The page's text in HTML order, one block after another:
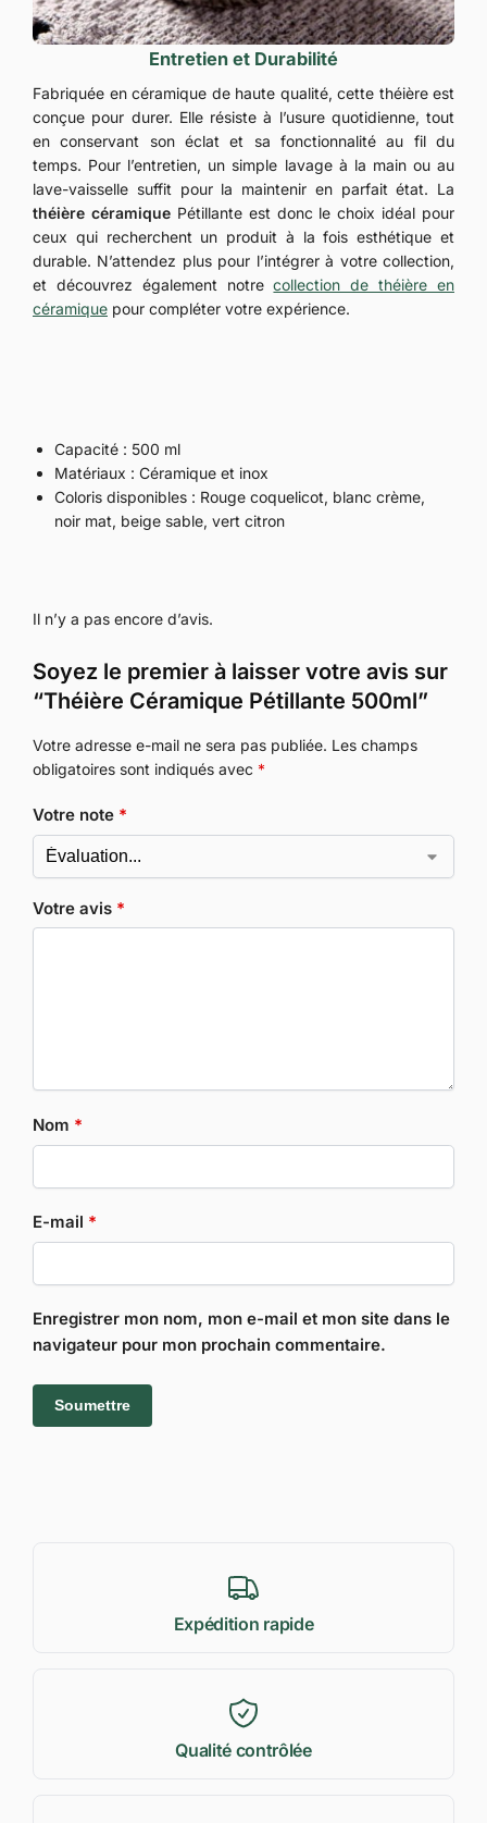
Entretien et Durabilité
Fabriquée en céramique de haute qualité, cette théière est
conçue pour durer. Elle résiste à l’usure quotidienne, tout
en conservant son éclat et sa fonctionnalité au fil du
temps. Pour l’entretien, un simple lavage à la main ou au
lave-vaisselle suffit pour la maintenir en parfait état. La
théière céramiquePétillante est donc le choix idéal pour
ceux qui recherchent un produit à la fois esthétique et
durable. N’attendez plus pour l’intégrer à votre collection,
et découvrez également notrecollection de théière en
céramique pour compléter votre expérience.
Capacité : 500 ml
Matériaux : Céramique et inox
Coloris disponibles : Rouge coquelicot, blanc crème,
noir mat, beige sable, vert citron
Il n’y a pas encore d’avis.
Soyez le premier à laisser votre avis sur
“Théière Céramique Pétillante 500ml”
Votre adresse e-mail ne sera pas publiée. Les champs
obligatoires sont indiqués avec *
Votre note *
Votre avis *
Nom *
E-mail *
Enregistrer mon nom, mon e-mail et mon site dans le
navigateur pour mon prochain commentaire.
Expédition rapide
Qualité contrôlée